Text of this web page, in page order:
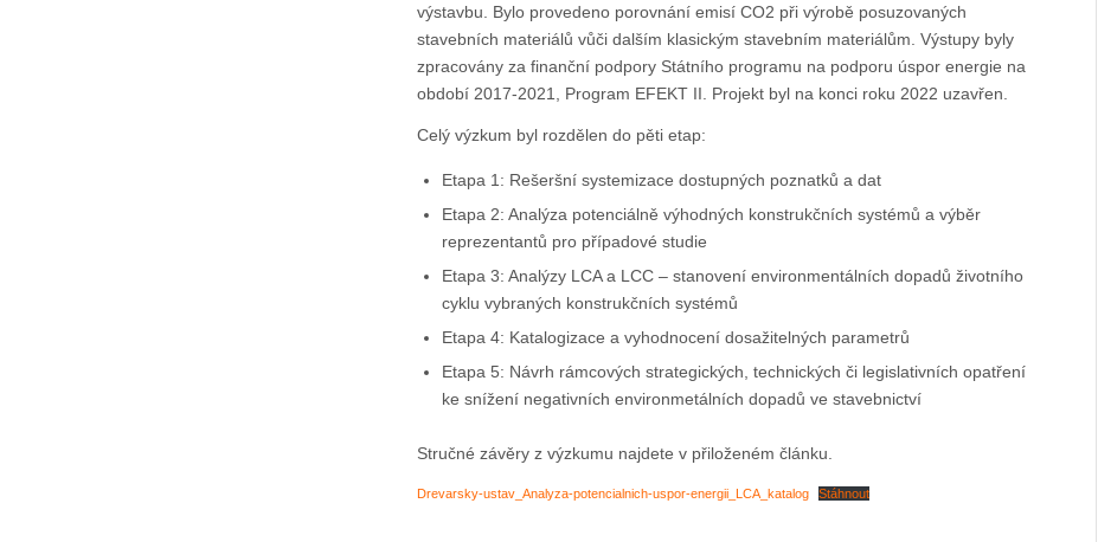
výstavbu. Bylo provedeno porovnání emisí CO2 při výrobě posuzovaných
stavebních materiálů vůči dalším klasickým stavebním materiálům. Výstupy byly
zpracovány za finanční podpory Státního programu na podporu úspor energie na
období 2017-2021, Program EFEKT II. Projekt byl na konci roku 2022 uzavřen.
Celý výzkum byl rozdělen do pěti etap:
Etapa 1: Rešeršní systemizace dostupných poznatků a dat
Etapa 2: Analýza potenciálně výhodných konstrukčních systémů a výběr
reprezentantů pro případové studie
Etapa 3: Analýzy LCA a LCC – stanovení environmentálních dopadů životního
cyklu vybraných konstrukčních systémů
Etapa 4: Katalogizace a vyhodnocení dosažitelných parametrů
Etapa 5: Návrh rámcových strategických, technických či legislativních opatření
ke snížení negativních environmetálních dopadů ve stavebnictví
Stručné závěry z výzkumu najdete v přiloženém článku.
Drevarsky-ustav_Analyza-potencialnich-uspor-energii_LCA_katalog Stáhnout